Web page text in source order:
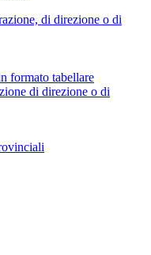
di direzione o di
formato tabellare
di direzione o di